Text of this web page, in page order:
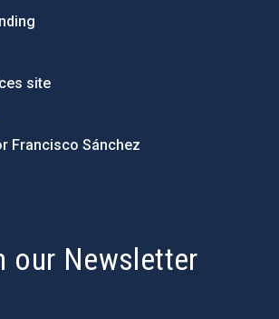
site
Francisco Sánchez
our Newsletter